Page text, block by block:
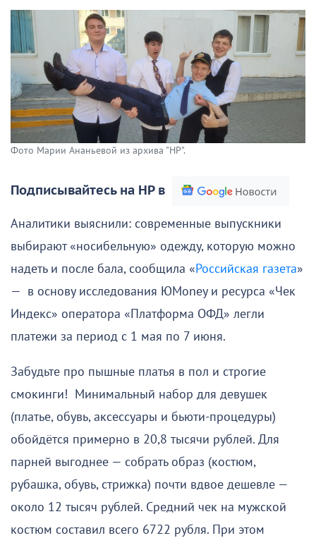
Фото Марии Ананьевой из архива "НР".
Подписывайтесь на НР в
Аналитики выяснили: современные выпускники
выбирают «носибельную» одежду, которую можно
надеть и после бала, сообщила «Российская газета»
— в основу исследования ЮMoney и ресурса «Чек
Индекс» оператора «Платформа ОФД» легли
платежи за период с 1 мая по 7 июня.
Забудьте про пышные платья в пол и строгие
смокинги! Минимальный набор для девушек
(платье, обувь, аксессуары и бьюти-процедуры)
обойдётся примерно в 20,8 тысячи рублей. Для
парней выгоднее — собрать образ (костюм,
рубашка, обувь, стрижка) почти вдвое дешевле —
около 12 тысяч рублей. Средний чек на мужской
костюм составил всего 6722 рубля. При этом